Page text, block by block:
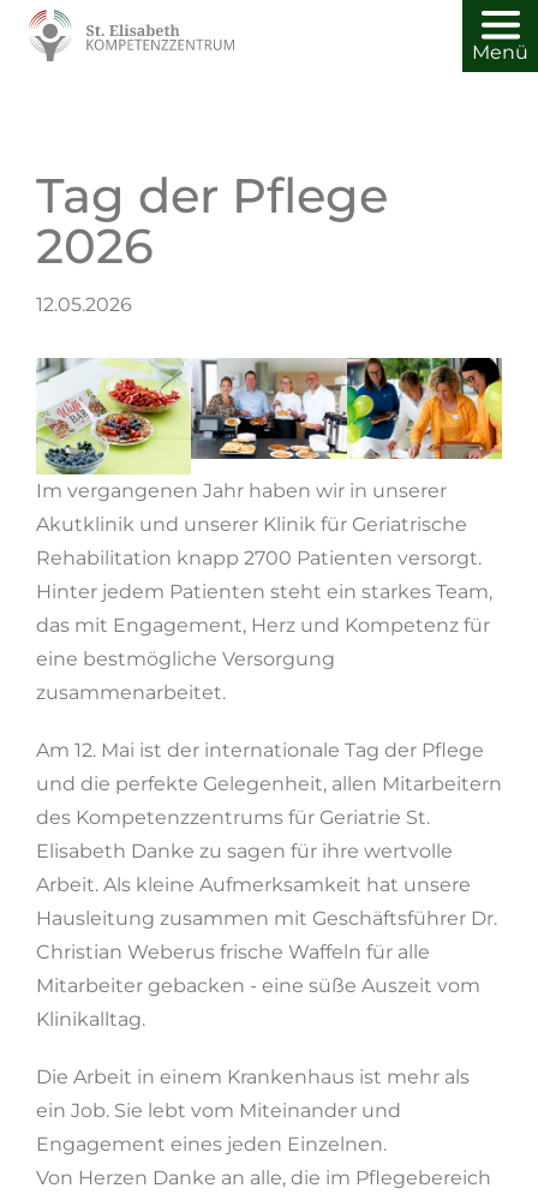
Menü
Tag der Pflege
2026
12.05.2026
Im vergangenen Jahr haben wir in unserer
Akutklinik und unserer Klinik für Geriatrische
Rehabilitation knapp 2700 Patienten versorgt.
Hinter jedem Patienten steht ein starkes Team,
das mit Engagement, Herz und Kompetenz für
eine bestmögliche Ver­sor­gung
zusammenarbeitet.
Am 12. Mai ist der internationale Tag der Pflege
und die perfekte Gelegenheit, allen Mitarbeitern
des Kompetenz­zentrums für Geriatrie St.
Elisabeth Danke zu sagen für ihre wertvolle
Arbeit. Als kleine Aufmerksamkeit hat unsere
Hausleitung zusammen mit Geschäftsführer Dr.
Christian Weberus frische Waffeln für alle
Mitarbeiter gebacken - eine süße Auszeit vom
Klinikalltag.
Die Arbeit in einem Kranken­haus ist mehr als
ein Job. Sie lebt vom Miteinander und
Engagement eines jeden Einzelnen.
Von Herzen Danke an alle, die im Pflegebereich